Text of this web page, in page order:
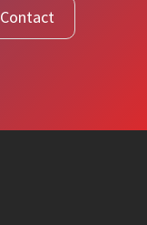
Contact